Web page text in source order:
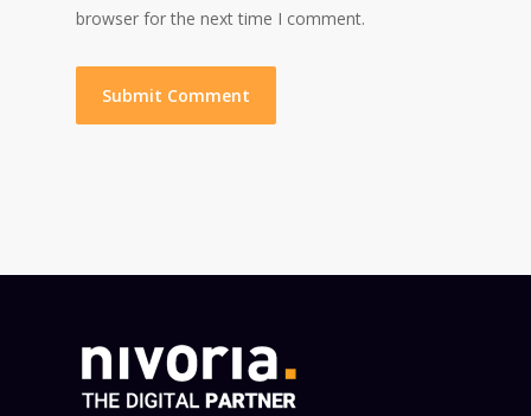
browser for the next time I comment.